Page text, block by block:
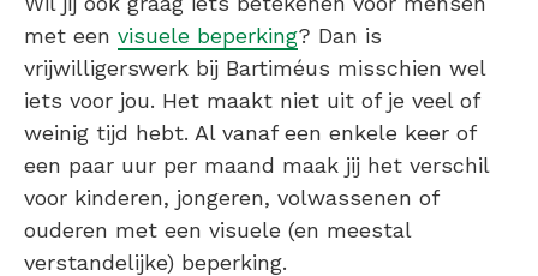
met een visuele beperking? Dan is
vrijwilligerswerk bij Bartiméus misschien wel
iets voor jou. Het maakt niet uit of je veel of
weinig tijd hebt. Al vanaf een enkele keer of
een paar uur per maand maak jij het verschil
voor kinderen, jongeren, volwassenen of
ouderen met een visuele (en meestal
verstandelijke) beperking.